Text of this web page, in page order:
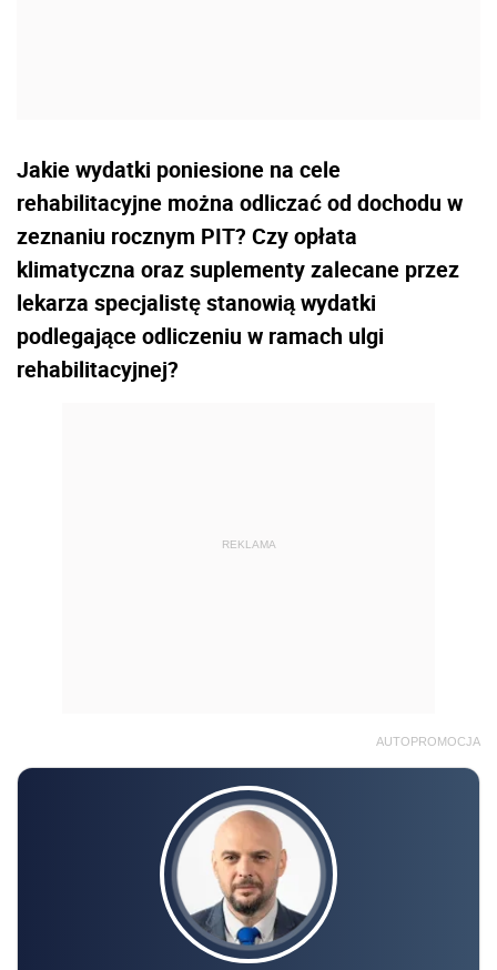
Jakie wydatki poniesione na cele
rehabilitacyjne można odliczać od dochodu w
zeznaniu rocznym PIT? Czy opłata
klimatyczna oraz suplementy zalecane przez
lekarza specjalistę stanowią wydatki
podlegające odliczeniu w ramach ulgi
rehabilitacyjnej?
REKLAMA
AUTOPROMOCJA